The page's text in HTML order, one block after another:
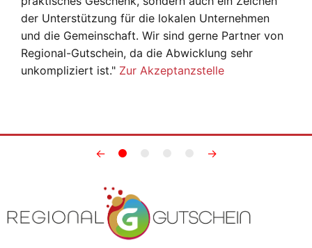
der Unterstützung für die lokalen Unternehmen
und die Gemeinschaft. Wir sind gerne Partner von
Regional-Gutschein, da die Abwicklung sehr
unkompliziert ist." Zur Akzeptanzstelle
← →